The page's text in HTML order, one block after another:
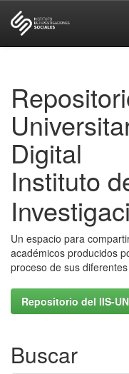
Digital
Instituto
Un espacio para
académicos producidos
proceso de sus
Repositorio del IIS-
Buscar